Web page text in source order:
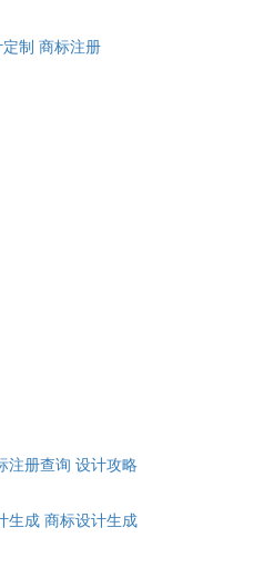
制 商标注册
注册查询 设计攻略
生成 商标设计生成